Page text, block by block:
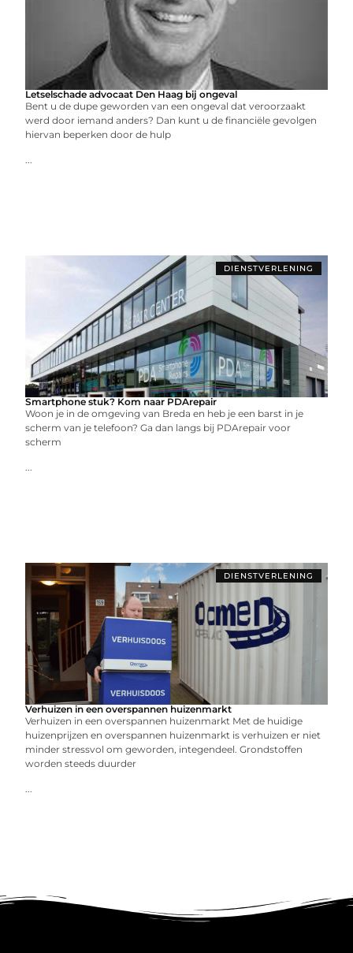
Letselschade advocaat Den Haag bij ongeval
Bent u de dupe geworden van een ongeval dat veroorzaakt
werd door iemand anders? Dan kunt u de financiële gevolgen
hiervan beperken door de hulp
...
DIENSTVERLENING
Smartphone stuk? Kom naar PDArepair
Woon je in de omgeving van Breda en heb je een barst in je
scherm van je telefoon? Ga dan langs bij PDArepair voor
scherm
...
DIENSTVERLENING
Verhuizen in een overspannen huizenmarkt
Verhuizen in een overspannen huizenmarkt Met de huidige
huizenprijzen en overspannen huizenmarkt is verhuizen er niet
minder stressvol om geworden, integendeel. Grondstoffen
worden steeds duurder
...